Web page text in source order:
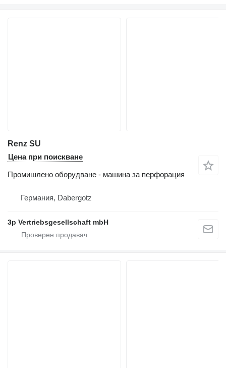
Renz SU
Цена при поискване
Промишлено оборудване - машина за перфорация
Германия, Dabergotz
3p Vertriebsgesellschaft mbH